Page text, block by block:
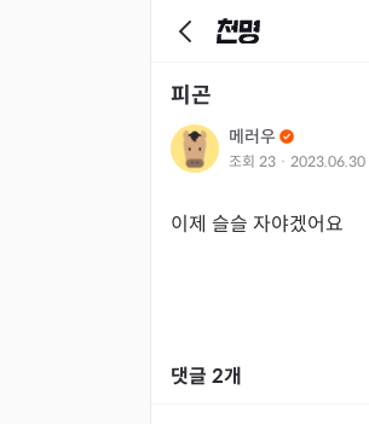
피곤
메러우
조회 23 · 2023.06.30
이제 슬슬 자야겠어요
댓글 2개